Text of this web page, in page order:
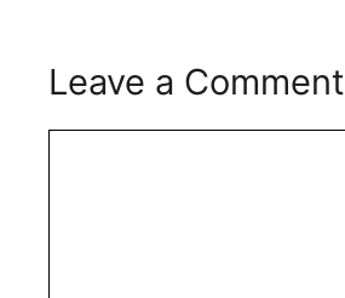
Leave a Comment